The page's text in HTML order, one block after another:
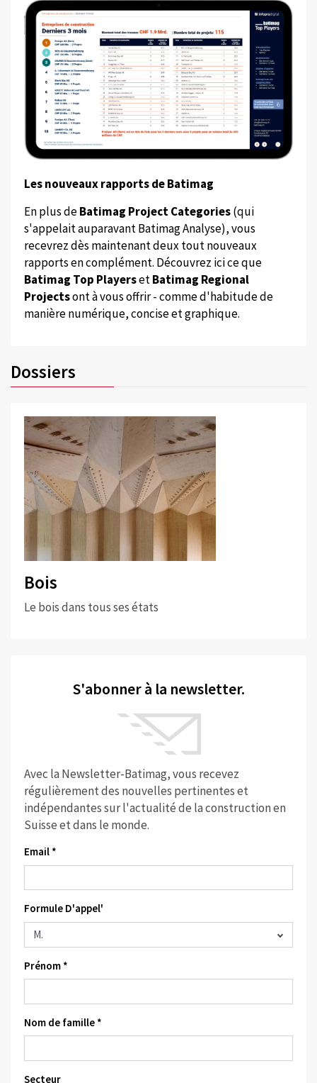
Les nouveaux rapports de Batimag
En plus deBatimag Project Categories(qui
s'appelait auparavant Batimag Analyse), vous
recevrez dès maintenant deux tout nouveaux
rapports en complément. Découvrez ici ce que
Batimag Top PlayersetBatimag Regional
Projectsont à vous offrir - comme d'habitude de
manière numérique, concise et graphique.
Dossiers
Bois
Le bois dans tous ses états
S'abonner à la newsletter.
Avec la Newsletter-Batimag, vous recevez
régulièrement des nouvelles pertinentes et
indépendantes sur l'actualité de la construction en
Suisse et dans le monde.
Email *
Formule D'appel'
Prénom *
Nom de famille *
Secteur